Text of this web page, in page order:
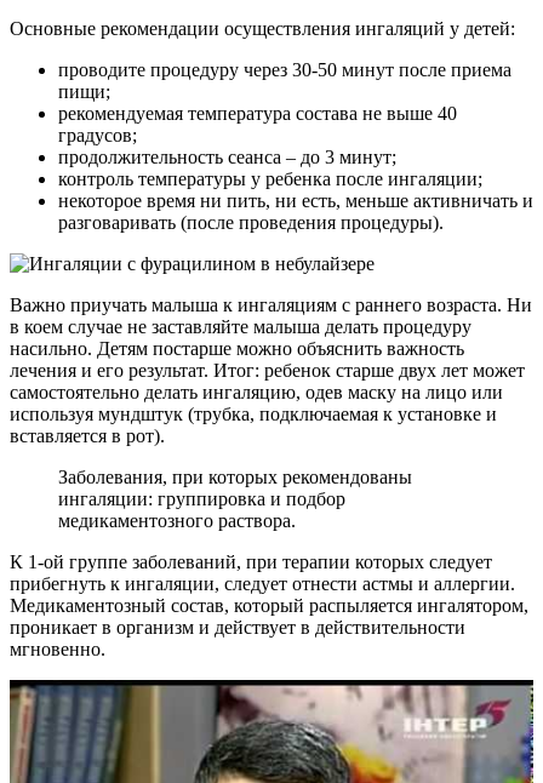
Основные рекомендации осуществления ингаляций у детей:
проводите процедуру через 30-50 минут после приема
пищи;
рекомендуемая температура состава не выше 40
градусов;
продолжительность сеанса – до 3 минут;
контроль температуры у ребенка после ингаляции;
некоторое время ни пить, ни есть, меньше активничать и
разговаривать (после проведения процедуры).
Важно приучать малыша к ингаляциям с раннего возраста. Ни
в коем случае не заставляйте малыша делать процедуру
насильно. Детям постарше можно объяснить важность
лечения и его результат. Итог: ребенок старше двух лет может
самостоятельно делать ингаляцию, одев маску на лицо или
используя мундштук (трубка, подключаемая к установке и
вставляется в рот).
Заболевания, при которых рекомендованы
ингаляции: группировка и подбор
медикаментозного раствора.
К 1-ой группе заболеваний, при терапии которых следует
прибегнуть к ингаляции, следует отнести астмы и аллергии.
Медикаментозный состав, который распыляется ингалятором,
проникает в организм и действует в действительности
мгновенно.